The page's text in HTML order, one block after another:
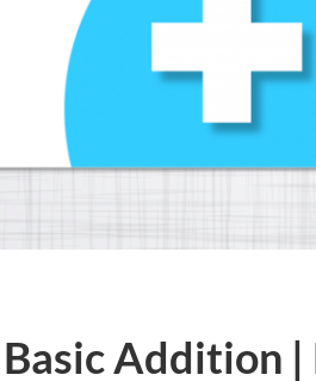
Basic Addition